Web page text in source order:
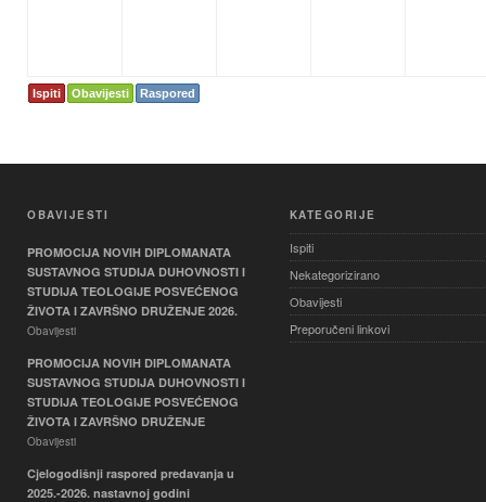
Ispiti Obavijesti Raspored
OBAVIJESTI
PROMOCIJA NOVIH DIPLOMANATA
SUSTAVNOG STUDIJA DUHOVNOSTI I
STUDIJA TEOLOGIJE POSVEĆENOG
ŽIVOTA I ZAVRŠNO DRUŽENJE 2026.
Obavijesti
PROMOCIJA NOVIH DIPLOMANATA
SUSTAVNOG STUDIJA DUHOVNOSTI I
STUDIJA TEOLOGIJE POSVEĆENOG
ŽIVOTA I ZAVRŠNO DRUŽENJE
Obavijesti
Cjelogodišnji raspored predavanja u
2025.-2026. nastavnoj godini
KATEGORIJE
Ispiti
Nekategorizirano
Obavijesti
Preporučeni linkovi